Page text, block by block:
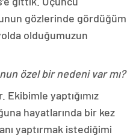
gözlerinde gördüğüm
olduğumuzun
özel bir nedeni var mı?
yaptığımız
hayatlarında bir kez
yaptırmak istediğimi